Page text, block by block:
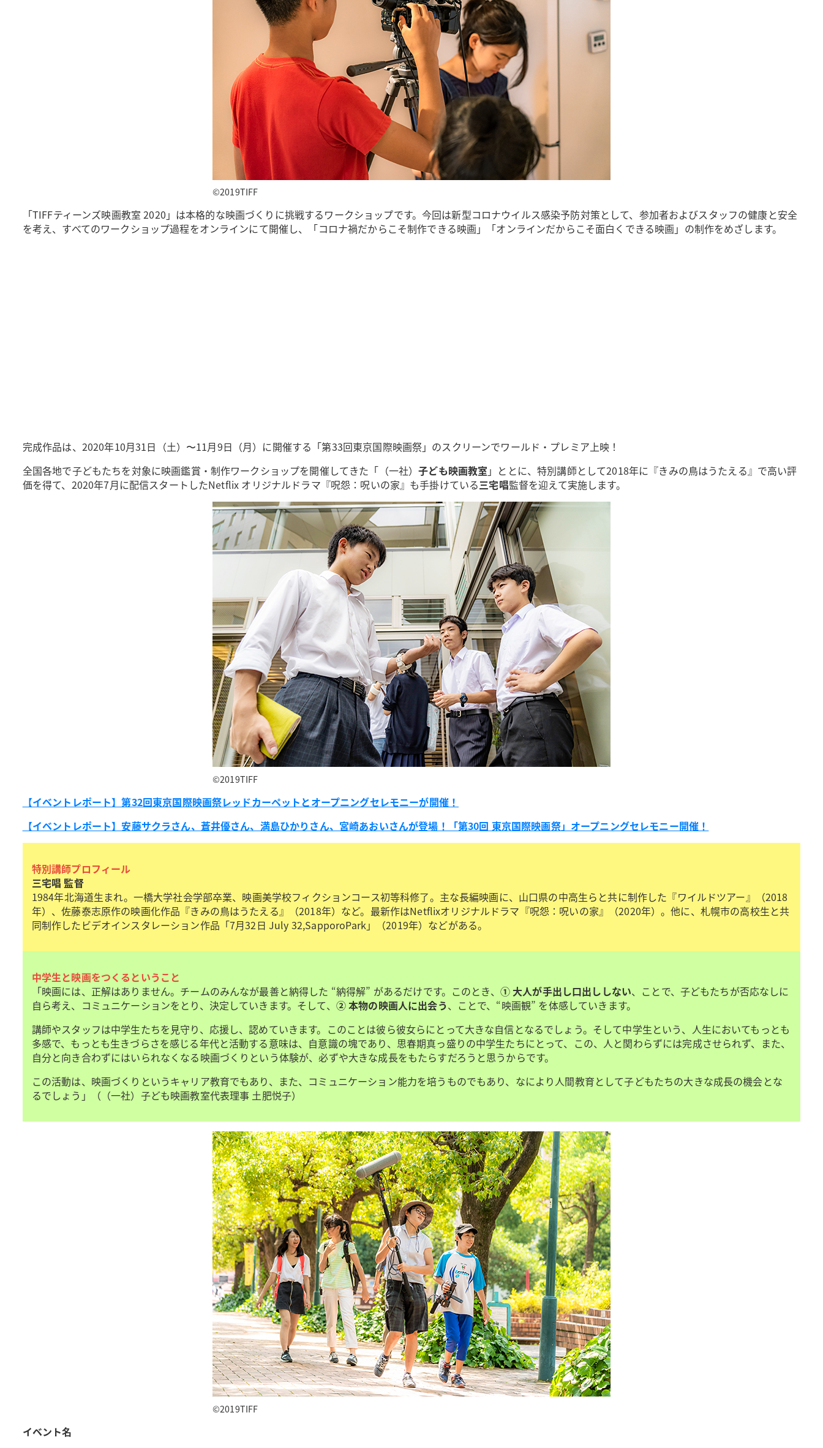
©2019TIFF
「TIFFティーンズ映画教室 2020」は本格的な映画づくりに挑戦するワークショップです。今回は新型コロナウイルス感染予防対策として、参加者およびスタッフの健康と安全
を考え、すべてのワークショップ過程をオンラインにて開催し、「コロナ禍だからこそ制作できる映画」「オンラインだからこそ面白くできる映画」の制作をめざします。
完成作品は、2020年10月31日（土）〜11月9日（月）に開催する「第33回東京国際映画祭」のスクリーンでワールド・プレミア上映！
全国各地で子どもたちを対象に映画鑑賞・制作ワークショップを開催してきた「（一社）子ども映画教室 」ととに、特別講師として2018年に『きみの鳥はうたえる』で高い評
価を得て、2020年7月に配信スタートしたNetflix オリジナルドラマ『呪怨：呪いの家』も手掛けている三宅唱監督を迎えて実施します。
©2019TIFF
【イベントレポート】第32回東京国際映画祭レッドカーペットとオープニングセレモニーが開催！
【イベントレポート】安藤サクラさん、蒼井優さん、満島ひかりさん、宮崎あおいさんが登場！「第30回 東京国際映画祭」オープニングセレモニー開催！
特別講師プロフィール
三宅唱 監督
1984年北海道生まれ。一橋大学社会学部卒業、映画美学校フィクションコース初等科修了。主な長編映画に、山口県の中高生らと共に制作した『ワイルドツアー』（2018
年）、佐藤泰志原作の映画化作品『きみの鳥はうたえる』（2018年）など。最新作はNetflixオリジナルドラマ『呪怨：呪いの家』（2020年）。他に、札幌市の高校生と共
同制作したビデオインスタレーション作品「7月32日 July 32,SapporoPark」（2019年）などがある。
中学生と映画をつくるということ
「映画には、正解はありません。チームのみんなが最善と納得した “納得解” があるだけです。このとき、 ① 大人が手出し口出ししない、ことで、子どもたちが否応なしに
自ら考え、コミュニケーションをとり、決定していきます。そして、 ② 本物の映画人に出会う、ことで、“映画観” を体感していきます。
講師やスタッフは中学生たちを見守り、応援し、認めていきます。このことは彼ら彼女らにとって大きな自信となるでしょう。そして中学生という、人生においてもっとも
多感で、もっとも生きづらさを感じる年代と活動する意味は、自意識の塊であり、思春期真っ盛りの中学生たちにとって、この、人と関わらずには完成させられず、また、
自分と向き合わずにはいられなくなる映画づくりという体験が、必ずや大きな成長をもたらすだろうと思うからです。
この活動は、映画づくりというキャリア教育でもあり、また、コミュニケーション能力を培うものでもあり、なにより人間教育として子どもたちの大きな成長の機会とな
るでしょう」（（一社）子ども映画教室代表理事 土肥悦子）
©2019TIFF
イベント名